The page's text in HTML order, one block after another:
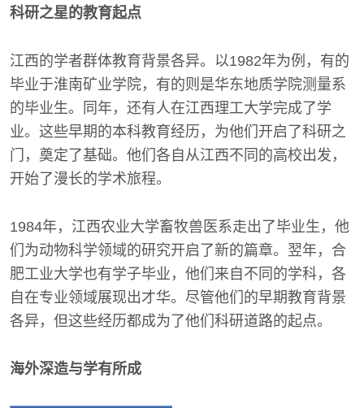
科研之星的教育起点
江西的学者群体教育背景各异。以1982年为例，有的
毕业于淮南矿业学院，有的则是华东地质学院测量系
的毕业生。同年，还有人在江西理工大学完成了学
业。这些早期的本科教育经历，为他们开启了科研之
门，奠定了基础。他们各自从江西不同的高校出发，
开始了漫长的学术旅程。
1984年，江西农业大学畜牧兽医系走出了毕业生，他
们为动物科学领域的研究开启了新的篇章。翌年，合
肥工业大学也有学子毕业，他们来自不同的学科，各
自在专业领域展现出才华。尽管他们的早期教育背景
各异，但这些经历都成为了他们科研道路的起点。
海外深造与学有所成